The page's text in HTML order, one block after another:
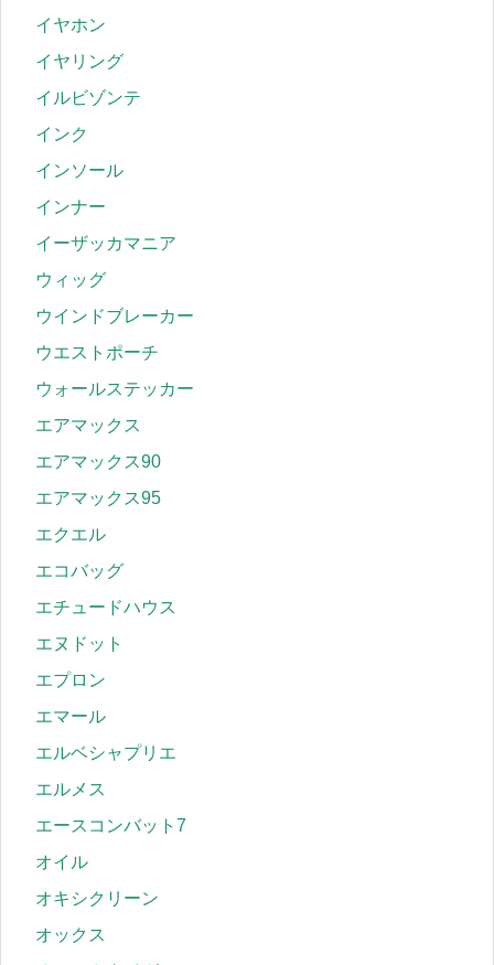
イヤホン
イヤリング
イルビゾンテ
インク
インソール
インナー
イーザッカマニア
ウィッグ
ウインドブレーカー
ウエストポーチ
ウォールステッカー
エアマックス
エアマックス90
エアマックス95
エクエル
エコバッグ
エチュードハウス
エヌドット
エプロン
エマール
エルベシャプリエ
エルメス
エースコンバット7
オイル
オキシクリーン
オックス